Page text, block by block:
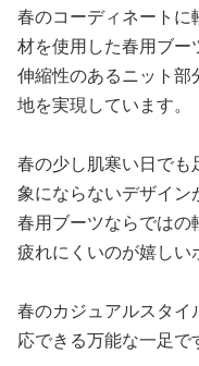
春のコーディネート
材を使用した春用ブー
伸縮性のあるニット
地を実現しています。
春の少し肌寒い日で
象にならないデザイン
春用ブーツならではの
疲れにくいのが嬉しい
春のカジュアルスタ
応できる万能な一足で